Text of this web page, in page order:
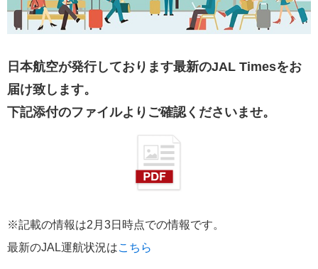
日本航空が発行しております最新のJAL Timesをお
届け致します。
下記添付のファイルよりご確認くださいませ。
※記載の情報は2月3日時点での情報です。
最新のJAL運航状況はこちら
2026年06月10日
JAL TIMES（第3号）MAY.2026